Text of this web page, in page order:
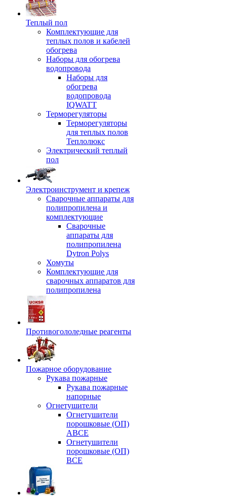
Теплый пол
Комплектующие для
теплых полов и кабелей
обогрева
Наборы для обогрева
водопровода
Наборы для
обогрева
водопровода
IQWATT
Терморегуляторы
Терморегуляторы
для теплых полов
Теплолюкс
Электрический теплый
пол
Электроинструмент и крепеж
Сварочные аппараты для
полипропилена и
комплектующие
Сварочные
аппараты для
полипропилена
Dytron Polys
Хомуты
Комплектующие для
сварочных аппаратов для
полипропилена
Противогололедные реагенты
Пожарное оборудование
Рукава пожарные
Рукава пожарные
напорные
Огнетушители
Огнетушители
порошковые (ОП)
АВСЕ
Огнетушители
порошковые (ОП)
ВСЕ